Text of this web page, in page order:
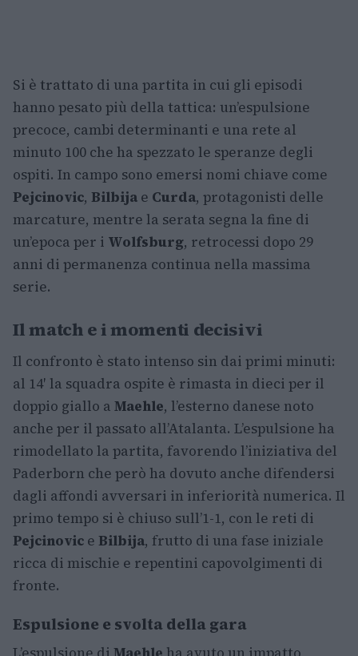
Si è trattato di una partita in cui gli episodi
hanno pesato più della tattica: un’espulsione
precoce, cambi determinanti e una rete al
minuto 100 che ha spezzato le speranze degli
ospiti. In campo sono emersi nomi chiave come
Pejcinovic, Bilbija e Curda, protagonisti delle
marcature, mentre la serata segna la fine di
un’epoca per i Wolfsburg, retrocessi dopo 29
anni di permanenza continua nella massima
serie.
Il match e i momenti decisivi
Il confronto è stato intenso sin dai primi minuti:
al 14′ la squadra ospite è rimasta in dieci per il
doppio giallo a Maehle, l’esterno danese noto
anche per il passato all’Atalanta. L’espulsione ha
rimodellato la partita, favorendo l’iniziativa del
Paderborn che però ha dovuto anche difendersi
dagli affondi avversari in inferiorità numerica. Il
primo tempo si è chiuso sull’1-1, con le reti di
Pejcinovic e Bilbija, frutto di una fase iniziale
ricca di mischie e repentini capovolgimenti di
fronte.
Espulsione e svolta della gara